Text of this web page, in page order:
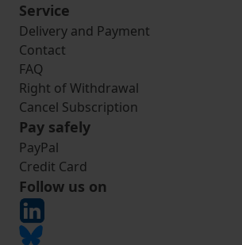
Service
Delivery and Payment
Contact
FAQ
Right of Withdrawal
Cancel Subscription
Pay safely
PayPal
Credit Card
Follow us on